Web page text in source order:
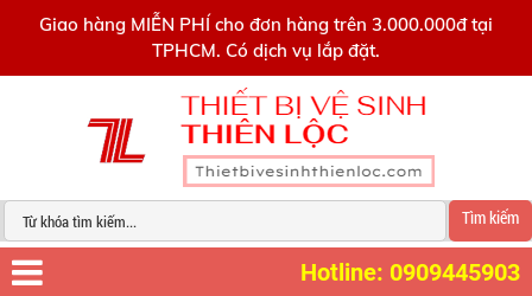
Giao hàng MIỄN PHÍ cho đơn hàng trên 3.000.000đ tại
TPHCM. Có dịch vụ lắp đặt.
Tìm kiếm
Hotline: 0909445903
0909445903